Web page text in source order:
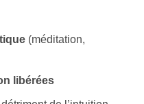
(méditation,
libérées